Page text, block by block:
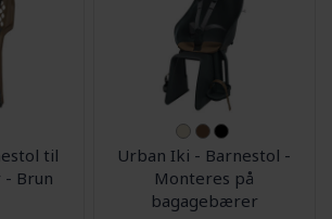
til
Brun
Urban Iki - Barnestol -
Monteres på
bagagebærer